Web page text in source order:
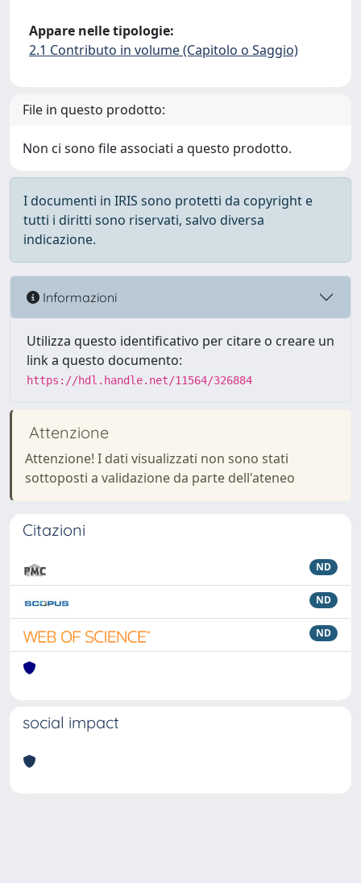
Appare nelle tipologie:
2.1 Contributo in volume (Capitolo o Saggio)
File in questo prodotto:
Non ci sono file associati a questo prodotto.
I documenti in IRIS sono protetti da copyright e
tutti i diritti sono riservati, salvo diversa
indicazione.
Informazioni
Utilizza questo identificativo per citare o creare un
link a questo documento:
https://hdl.handle.net/11564/326884
Attenzione
Attenzione! I dati visualizzati non sono stati
sottoposti a validazione da parte dell'ateneo
Citazioni
ND
ND
ND
social impact